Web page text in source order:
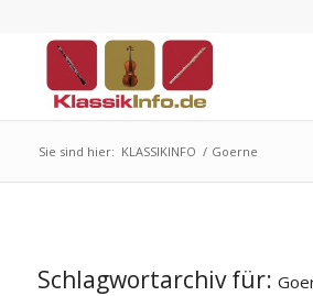
Sie sind hier: KLASSIKINFO / Goerne
Schlagwortarchiv für: